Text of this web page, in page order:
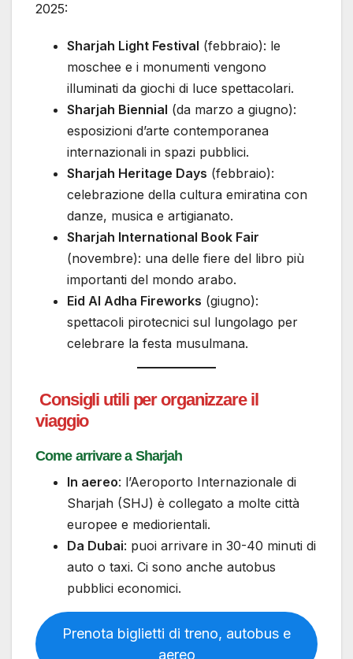
2025:
Sharjah Light Festival (febbraio): le
moschee e i monumenti vengono
illuminati da giochi di luce spettacolari.
Sharjah Biennial (da marzo a giugno):
esposizioni d’arte contemporanea
internazionali in spazi pubblici.
Sharjah Heritage Days (febbraio):
celebrazione della cultura emiratina con
danze, musica e artigianato.
Sharjah International Book Fair
(novembre): una delle fiere del libro più
importanti del mondo arabo.
Eid Al Adha Fireworks (giugno):
spettacoli pirotecnici sul lungolago per
celebrare la festa musulmana.
Consigli utili per organizzare il
viaggio
Come arrivare a Sharjah
In aereo: l’Aeroporto Internazionale di
Sharjah (SHJ) è collegato a molte città
europee e mediorientali.
Da Dubai: puoi arrivare in 30-40 minuti di
auto o taxi. Ci sono anche autobus
pubblici economici.
Prenota biglietti di treno, autobus e
aereo